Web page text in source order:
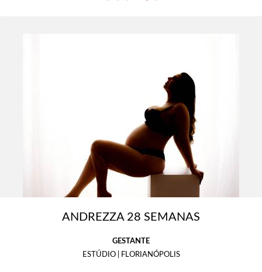
ANDREZZA 28 SEMANAS
GESTANTE
ESTÚDIO | FLORIANÓPOLIS